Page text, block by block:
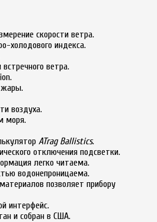
скорости ветра.
холодового индекса.
встречного ветра.
жары.
воздуха.
моря.
ATrag Ballistics.
отключения подсветки.
легко читаема.
водонепроницаема.
позволяет прибору
интерфейс.
и собран в США.